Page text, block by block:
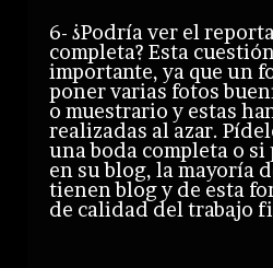
6- ¿Podría ver el
completa? Esta
importante, ya que un
poner varias fotos
o muestrario y estas
realizadas al azar.
una boda completa o si
en su blog, la mayoría
tienen blog y de esta
de calidad del trabajo